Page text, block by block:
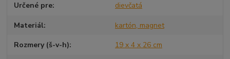
Určené pre dievčatá
Materiál kartón, magnet
Rozmery (š-v-h) 19 x 4 x 26 cm